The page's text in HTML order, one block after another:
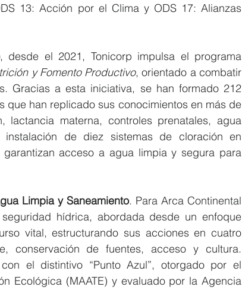
13: Acción por el Clima y ODS 17: Alianzas
y Fomento Productivo, orientado a combatir
Gracias a esta iniciativa, se han formado 212
que han replicado sus conocimientos en más de
lactancia materna, controles prenatales, agua
de diez sistemas de cloración en
acceso a agua limpia y segura para
Limpia y Saneamiento. Para Arca Continental
hídrica, abordada desde un enfoque
vital, estructurando sus acciones en cuatro
conservación de fuentes, acceso y cultura.
el distintivo “Punto Azul”, otorgado por el
Ecológica (MAATE) y evaluado por la Agencia